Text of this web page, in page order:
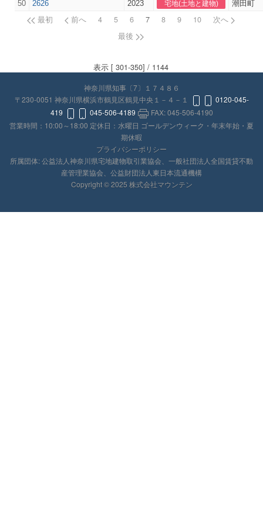
50 2626 2023 宅地(土地と建物) 潮田町
最初 前へ 4 5 6 7 8 9 10
次へ
最後
表示 [ 301-350] / 1144
神奈川県知事〔7〕１７４８６
〒230-0051 神奈川県横浜市鶴見区鶴見中央１－４－１
0120-045-
419
045-506-4189
FAX: 045-506-4190
営業時間：10:00～18:00 定休日：水曜日 ゴールデンウィーク・年末年始・夏
期休暇
プライバシーポリシー
所属団体: 公益法人神奈川県宅地建物取引業協会、一般社団法人全国賃貸不動
産管理業協会、公益財団法人東日本流通機構
Copyright © 2025 株式会社マウンテン